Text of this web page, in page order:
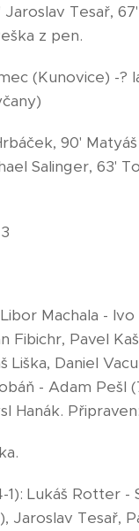
Tesař,
z pen.
(Kunovice) -?
90'
Salinger, 63'
Machala -
Fibichr, Pavel
Liška, Daniel
- Adam Pešl
Hanák.
1): Lukáš Rotter
Jaroslav Tesař,